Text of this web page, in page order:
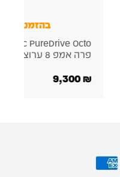
בהזמנה
פרה אמפ 8 ערוצים
₪
9,300